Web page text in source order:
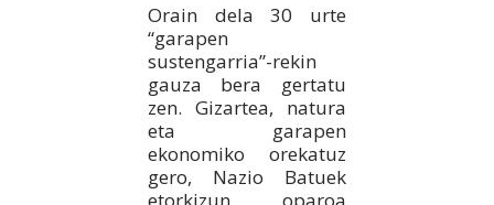
Orain dela 30 urte
“garapen
sustengarria”-rekin
gauza bera gertatu
zen. Gizartea, natura
eta garapen
ekonomiko orekatuz
gero, Nazio Batuek
etorkizun oparoa